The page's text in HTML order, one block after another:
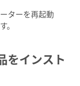
ターを再起動
。
をインスト